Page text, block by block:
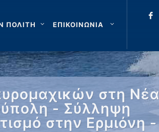
ΠΟΛΙΤΗ ΕΠΙΚΟΙΝΩΝΙΑ
στη Νέα
- Σύλληψη
στην Ερμιόνη -